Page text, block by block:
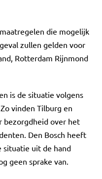
die mogelijk
zullen gelden voor
Rotterdam Rijnmond
is de situatie volgens
vinden Tilburg en
bezorgdheid over het
Den Bosch heeft
situatie uit de hand
geen sprake van.